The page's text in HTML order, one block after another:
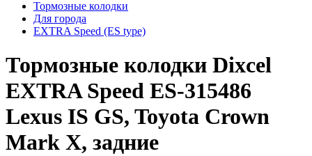
Тормозные колодки
Для города
EXTRA Speed (ES type)
Тормозные колодки Dixcel
EXTRA Speed ES-315486
Lexus IS GS, Toyota Crown
Mark X, задние